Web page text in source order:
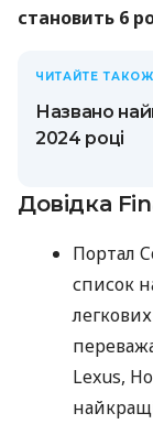
становить 6
ЧИТАЙТЕ ТАКОЖ
Названо
2024 році
Довідка
Портал
список
Lexus,